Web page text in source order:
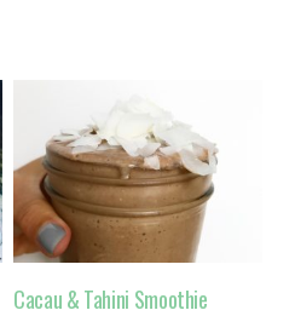
Cacau & Tahini Smoothie